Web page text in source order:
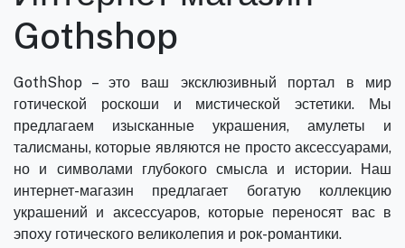
Gothshop
GothShop – это ваш эксклюзивный портал в мир
готической роскоши и мистической эстетики. Мы
предлагаем изысканные украшения, амулеты и
талисманы, которые являются не просто аксессуарами,
но и символами глубокого смысла и истории. Наш
интернет-магазин предлагает богатую коллекцию
украшений и аксессуаров, которые переносят вас в
эпоху готического великолепия и рок-романтики.